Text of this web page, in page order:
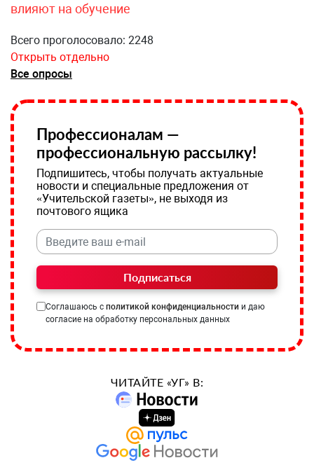
влияют на обучение
Всего проголосовало: 2248
Открыть отдельно
Все опросы
Профессионалам —
профессиональную рассылку!
Подпишитесь, чтобы получать актуальные
новости и специальные предложения от
«Учительской газеты», не выходя из
почтового ящика
Подписаться
Соглашаюсь с политикой конфиденциальности и даю
согласие на обработку персональных данных
ЧИТАЙТЕ «УГ» В: